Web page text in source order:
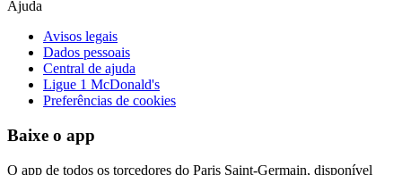
Ajuda
Avisos legais
Dados pessoais
Central de ajuda
Ligue 1 McDonald's
Preferências de cookies
Baixe o app
O app de todos os torcedores do Paris Saint-Germain, disponível